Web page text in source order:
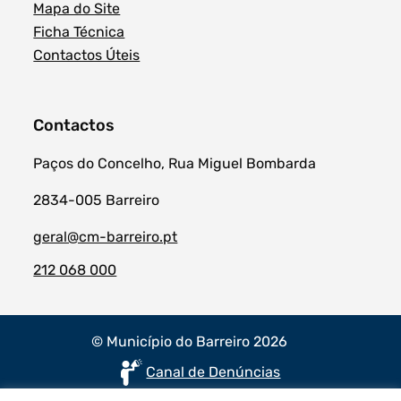
Mapa do Site
Ficha Técnica
Contactos Úteis
Contactos
Paços do Concelho, Rua Miguel Bombarda
2834-005 Barreiro
geral@cm-barreiro.pt
212 068 000
© Município do Barreiro 2026
Canal de Denúncias